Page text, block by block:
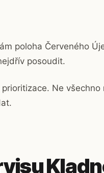
poloha Červeného
posoudit.
Ne